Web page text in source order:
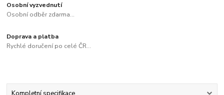
Osobní vyzvednutí
Osobní odběr zdarma...
Doprava a platba
Rychlé doručení po celé ČR...